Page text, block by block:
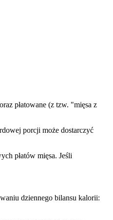
płatowane (z tzw. "mięsa z
porcji może dostarczyć
płatów mięsa. Jeśli
dziennego bilansu kalorii: